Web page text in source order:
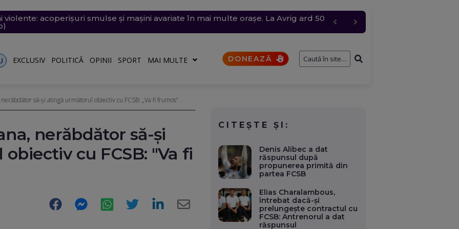
acoperișuri smulse și mașini avariate în mai multe orașe. La Avrig ard 50
săptămâna viitoare. Accesul se va face în etape. Iată ce se întâmplă cu cererile și
pe o stâncă de pe Transfăgărășan mesajul de iubire pentru „Anna”
pe care abia o pornise acum câteva zile
extreme: 39 de grade la umbră, vijelii de 90 km/h și grindină de până la 4
EXCLUSIV POLITICĂ OPINII SPORT MAI MULTE DONEAZĂ
să-și atingă următorul obiectiv cu FCSB: „Va fi frumos”
nerăbdător să-și
cu FCSB: "Va fi
Facebook Messenger WhatsApp Twitter LinkedIn
CITEȘTE ȘI:
Denis Alibec a dat
răspunsul după
propunerea primită din
partea FCSB
Elias Charalambous,
întrebat dacă-și
prelungește contractul cu
FCSB: Antrenorul a dat
răspunsul